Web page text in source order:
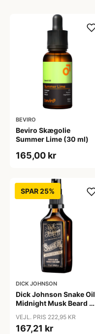
BEVIRO
Beviro Skægolie
Summer Lime (30 ml)
165,00 kr
SPAR 25%
DICK JOHNSON
Dick Johnson Snake Oil
Midnight Musk Beard Oil
VEJL. PRIS 222,95 KR
167,21 kr